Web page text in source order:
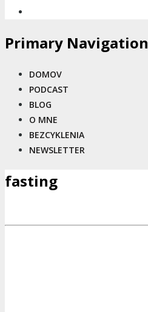
Primary Navigation
DOMOV
PODCAST
BLOG
O MNE
BEZCYKLENIA
NEWSLETTER
fasting